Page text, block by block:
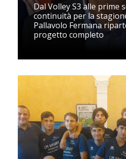
Dal Volley S3 alle prime
continuità per la
Pallavolo Fermana
progetto completo